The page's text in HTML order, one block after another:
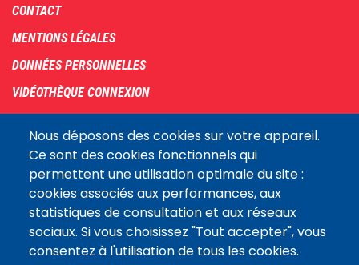
Nous déposons des cookies sur votre appareil.
Ce sont des cookies fonctionnels qui
permettent une utilisation optimale du site :
cookies associés aux performances, aux
statistiques de consultation et aux réseaux
sociaux. Si vous choisissez "Tout accepter", vous
consentez à l'utilisation de tous les cookies.
Footer
menu
CONTACT
MENTIONS LÉGALES
DONNÉES PERSONNELLES
VIDÉOTHÈQUE CONNEXION
COOKIES
Assemblée
nationaleLE SITE DE L’ASSEMBLÉE NATIONALE